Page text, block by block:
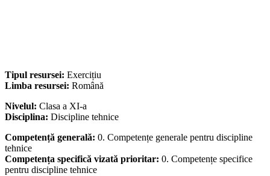
Tipul resursei: Exercițiu
Limba resursei: Română
Nivelul: Clasa a XI-a
Disciplina: Discipline tehnice
Competență generală: 0. Competențe generale pentru discipline
tehnice
Competența specifică vizată prioritar: 0. Competențe specifice
pentru discipline tehnice